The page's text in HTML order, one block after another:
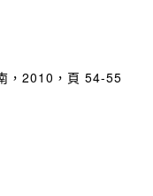
，2010，頁 54-55